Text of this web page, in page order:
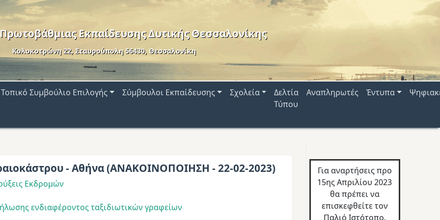
Εκπαίδευσης Δυτικής Θεσσαλονίκης
Κολοκοτρώνη 22, Σταυρούπολη 56430, Θεσσαλονίκη
Τοπικό Συμβούλιο Επιλογής Σύμβουλοι Εκπαίδευσης Σχολεία
Δελτία
Τύπου
Αναπληρωτές Έντυπα
- Αθήνα (ΑΝΑΚΟΙΝΟΠΟΙΗΣΗ - 22-02-2023)
Εκδρομών
ενδιαφέροντος ταξιδιωτικών γραφείων
Για αναρτήσεις προ
15ης Απριλίου 2023
θα πρέπει να
επισκεφθείτε τον
Παλιό Ιστότοπο.